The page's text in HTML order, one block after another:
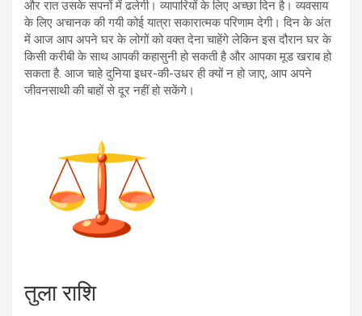
और रात उसके सपनों में ढलेगी। व्यापारियों के लिए अच्छा दिन है। व्यवसाय
के लिए अचानक की गयी कोई यात्रा सकारात्मक परिणाम देगी। दिन के अंत
में आज आप अपने घर के लोगों को वक्त देना चाहेंगे लेकिन इस दौरान घर के
किसी करीबी के साथ आपकी कहासुनी हो सकती है और आपका मूड खराब हो
सकता है. आज चाहे दुनिया इधर-की-उधर ही क्यों न हो जाए, आप अपने
जीवनसाथी की बाहों से दूर नहीं हो सकेंगे।
तुला राशि